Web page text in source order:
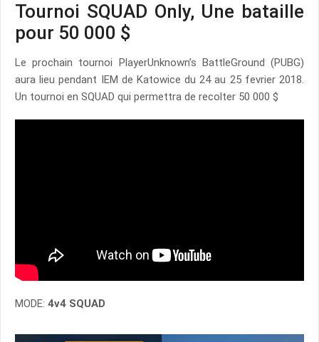
Tournoi SQUAD Only, Une bataille
pour 50 000 $
Le prochain tournoi PlayerUnknown’s BattleGround (PUBG)
aura lieu pendant IEM de Katowice du 24 au 25 fevrier 2018.
Un tournoi en SQUAD qui permettra de recolter 50 000 $
MODE: 4v4 SQUAD